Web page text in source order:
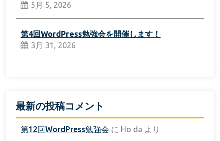
5月 5, 2026
第4回WordPress勉強会を開催します！
3月 31, 2026
最新の投稿コメント
第12回WordPress勉強会 に Ho da より